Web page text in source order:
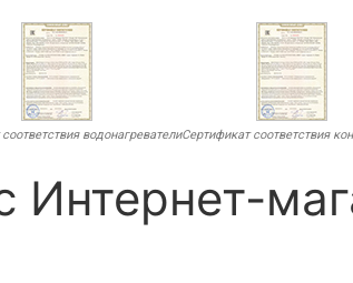
водонагревателиСертификат соответствия
Интернет-